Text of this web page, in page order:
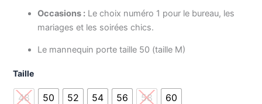
Occasions :Le choix numéro 1 pour le bureau, les
mariages et les soirées chics.
Le mannequin porte taille 50 (taille M)
Taille
48 50 52 54 56 58 60